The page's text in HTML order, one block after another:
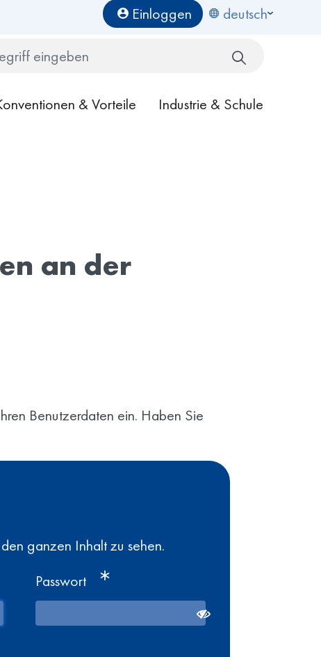
Benutzermenü
Einloggen
deutsch
Search
& Vorteile Industrie & Schule
an der
Benutzerdaten ein. Haben Sie
ganzen Inhalt zu sehen.
Passwort